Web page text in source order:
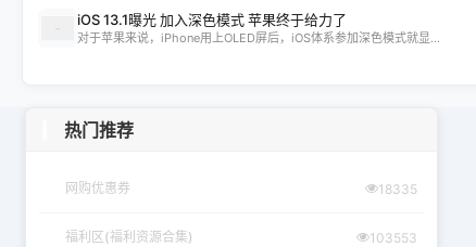
iOS 13.1曝光 加入深色模式 苹果终于给力了
对于苹果来说，iPhone用上OLED屏后，iOS体系参加深色模式就显...
热门推荐
网购优惠券 18335
福利区(福利资源合集) 103553